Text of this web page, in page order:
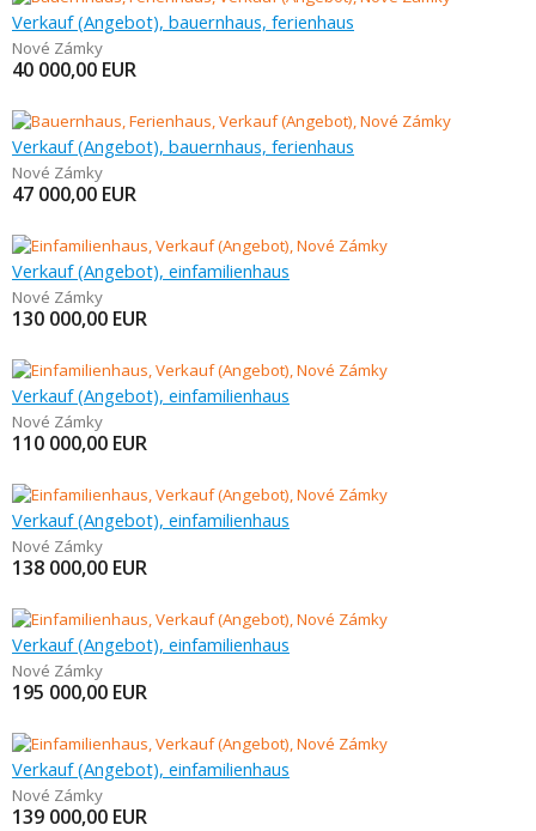
Verkauf (Angebot), bauernhaus, ferienhaus
Nové Zámky
40 000,00 EUR
Verkauf (Angebot), bauernhaus, ferienhaus
Nové Zámky
47 000,00 EUR
Verkauf (Angebot), einfamilienhaus
Nové Zámky
130 000,00 EUR
Verkauf (Angebot), einfamilienhaus
Nové Zámky
110 000,00 EUR
Verkauf (Angebot), einfamilienhaus
Nové Zámky
138 000,00 EUR
Verkauf (Angebot), einfamilienhaus
Nové Zámky
195 000,00 EUR
Verkauf (Angebot), einfamilienhaus
Nové Zámky
139 000,00 EUR